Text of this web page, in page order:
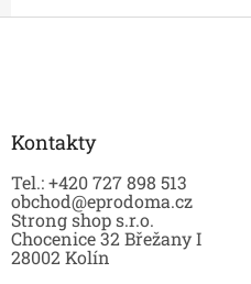
Kontakty
Tel.: +420 727 898 513
obchod@eprodoma.cz
Strong shop s.r.o.
Chocenice 32 Břežany I
28002 Kolín